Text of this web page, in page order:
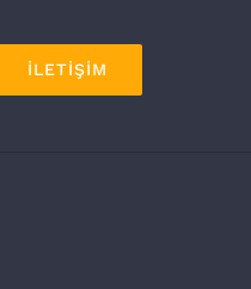
İLETIŞIM